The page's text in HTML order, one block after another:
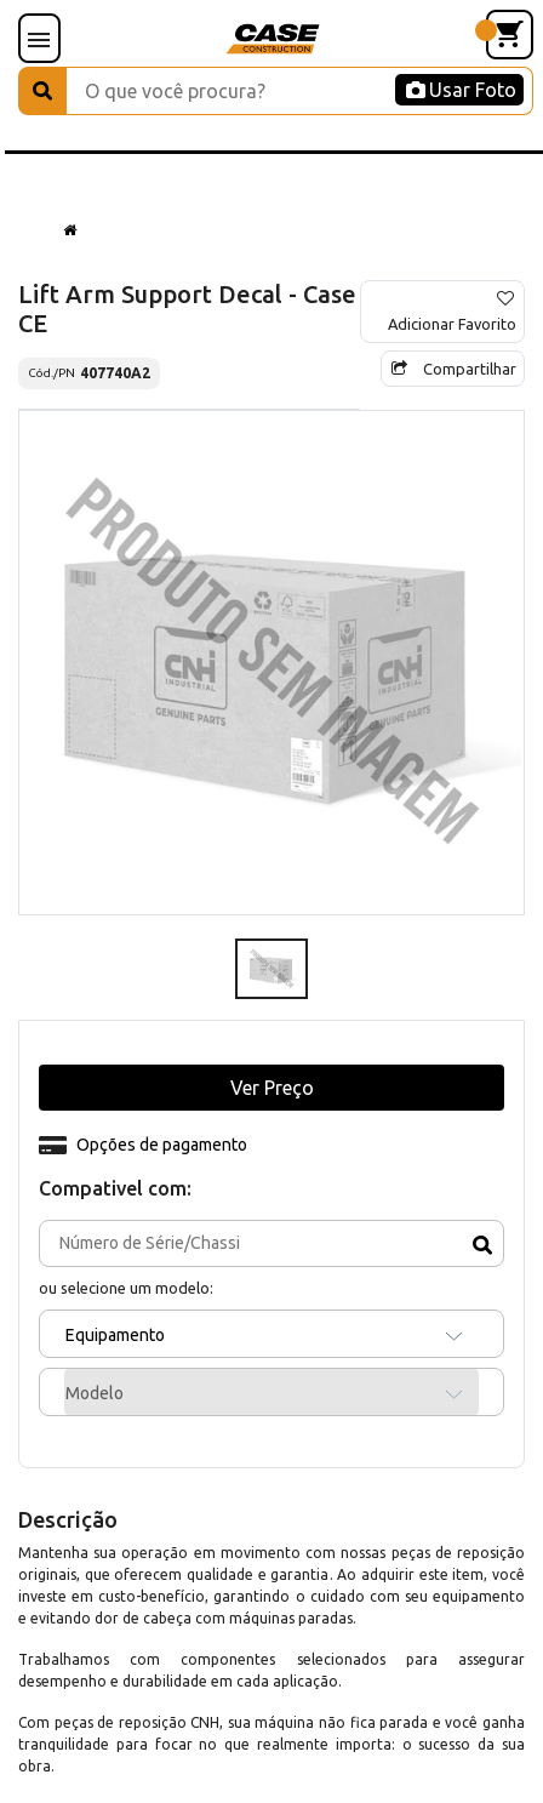
Usar Foto
Lift Arm Support Decal - Case
CE
Cód./PN 407740A2
Adicionar Favorito
Compartilhar
Compativel com:
ou selecione um modelo:
Equipamento
Modelo
Opções de pagamento
Ver Preço
Descrição
Mantenha sua operação em movimento com nossas peças de reposição
originais, que oferecem qualidade e garantia. Ao adquirir este item, você
investe em custo-benefício, garantindo o cuidado com seu equipamento
e evitando dor de cabeça com máquinas paradas.
Trabalhamos com componentes selecionados para assegurar
desempenho e durabilidade em cada aplicação.
Com peças de reposição CNH, sua máquina não fica parada e você ganha
tranquilidade para focar no que realmente importa: o sucesso da sua
obra.